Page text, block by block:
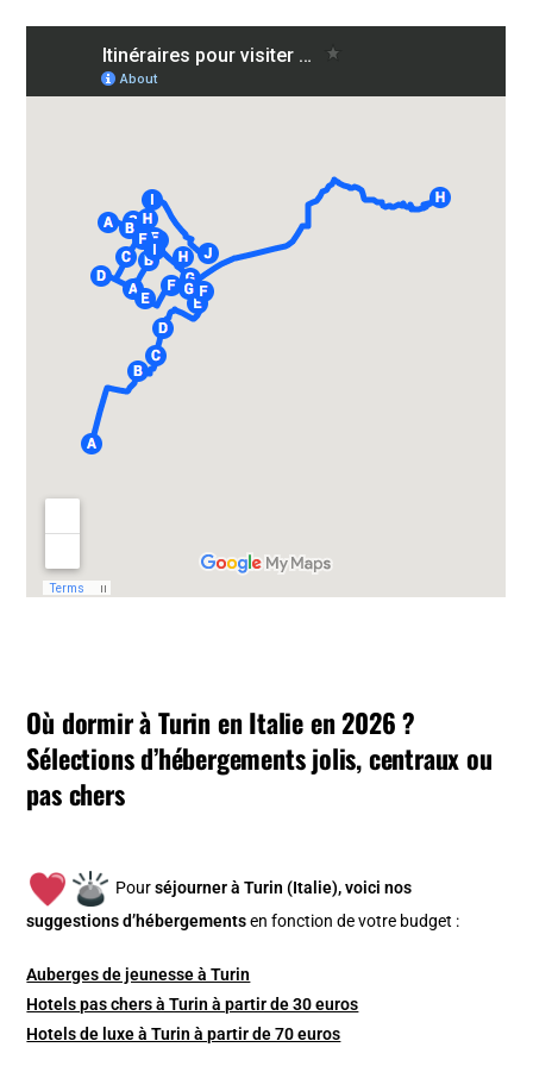
Où dormir à Turin en Italie en 2026 ?
Sélections d’hébergements jolis, centraux ou
pas chers
Pourséjourner à Turin (Italie), voici nos
suggestions d’hébergements en fonction de votre budget :
Auberges de jeunesse à Turin
Hotels pas chers à Turin à partir de 30 euros
Hotels de luxe à Turin à partir de 70 euros